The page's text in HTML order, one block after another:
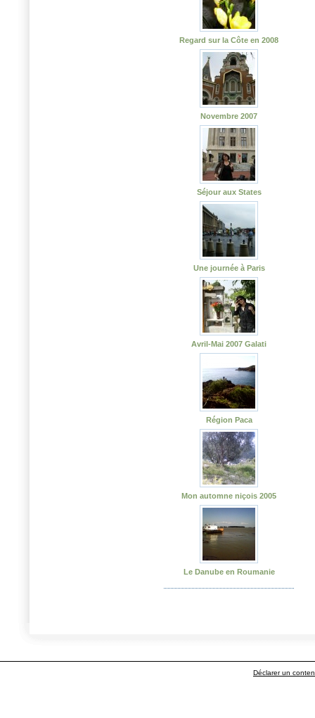
Regard sur la Côte en 2008
Novembre 2007
Séjour aux States
Une journée à Paris
Avril-Mai 2007 Galati
Région Paca
Mon automne niçois 2005
Le Danube en Roumanie
Déclarer un